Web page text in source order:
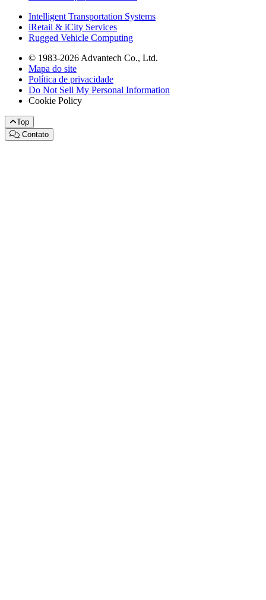
Intelligent Transportation Systems
iRetail & iCity Services
Rugged Vehicle Computing
© 1983-2026 Advantech Co., Ltd.
Mapa do site
Política de privacidade
Do Not Sell My Personal Information
Cookie Policy
Top
Contato